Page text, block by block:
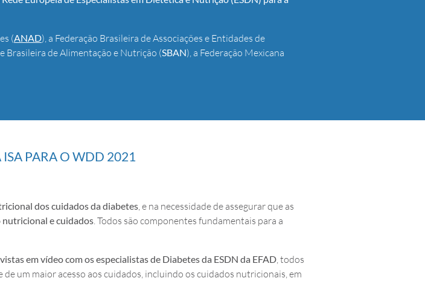
(ANAD), a Federação Brasileira de Associações e Entidades de
Brasileira de Alimentação e Nutrição (SBAN), a Federação Mexicana
PARA O WDD 2021
dos cuidados da diabetes, e na necessidade de assegurar que as
nutricional e cuidados. Todos são componentes fundamentais para a
em vídeo com os especialistas de Diabetes da ESDN da EFAD, todos
um maior acesso aos cuidados, incluindo os cuidados nutricionais, em